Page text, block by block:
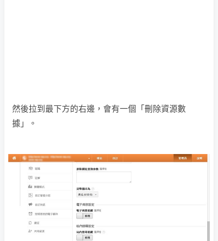
然後拉到最下方的右邊，會有一個「刪除資源數
據」。